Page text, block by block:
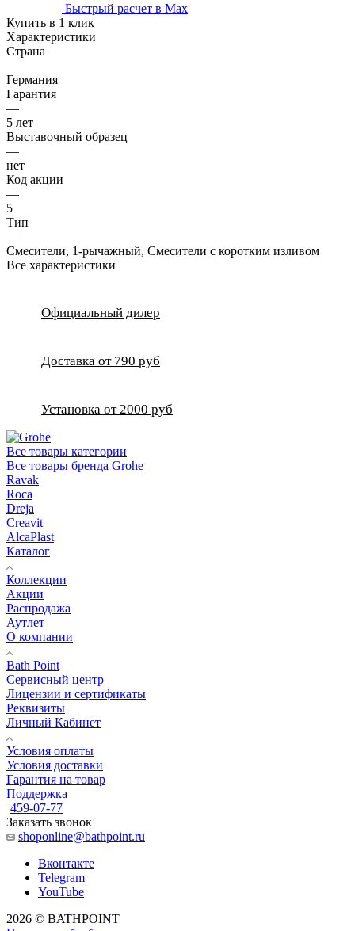
Быстрый расчет в Max
Купить в 1 клик
Характеристики
Страна
—
Германия
Гарантия
—
5 лет
Выставочный образец
—
нет
Код акции
—
5
Тип
—
Смесители, 1-рычажный, Смесители с коротким изливом
Все характеристики
Официальный дилер
Доставка от 790 руб
Установка от 2000 руб
Все товары категории
Все товары бренда Grohe
Ravak
Roca
Dreja
Creavit
AlcaPlast
Каталог
Коллекции
Акции
Распродажа
Аутлет
О компании
Bath Point
Сервисный центр
Лицензии и сертификаты
Реквизиты
Личный Кабинет
Условия оплаты
Условия доставки
Гарантия на товар
Поддержка
459-07-77
Заказать звонок
shoponline@bathpoint.ru
Вконтакте
Telegram
YouTube
2026 © BATHPOINT